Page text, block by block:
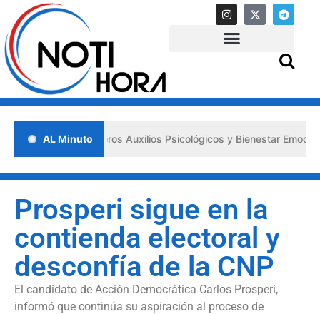
AL Minuto
los «Primeros Auxilios Psicológicos y Bienestar Emocional»
Prosperi sigue en la
contienda electoral y
desconfía de la CNP
El candidato de Acción Democrática Carlos Prosperi,
informó que continúa su aspiración al proceso de